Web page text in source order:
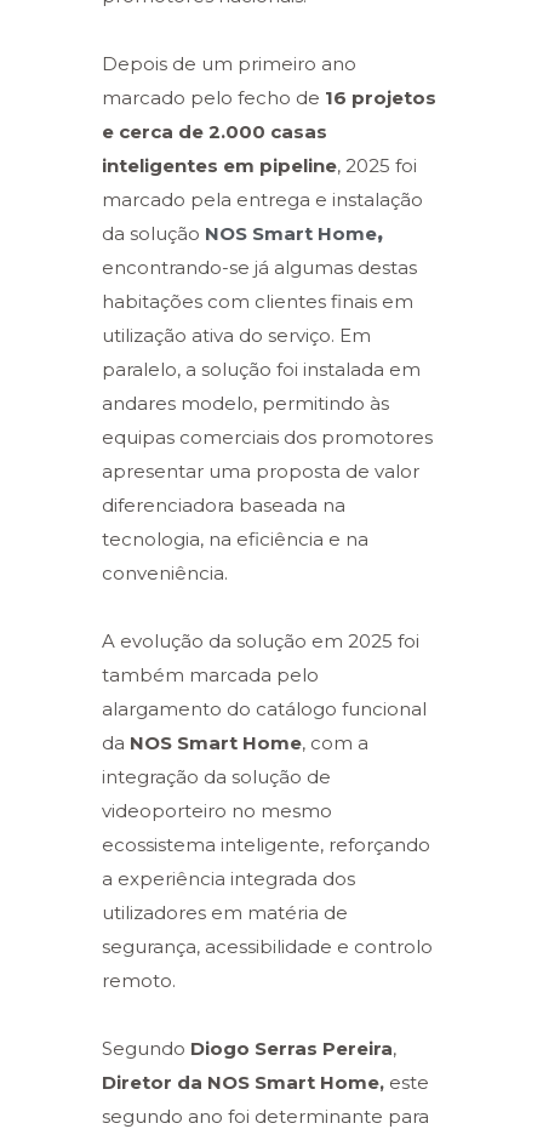
Depois de um primeiro ano
marcado pelo fecho de 16 projetos
e cerca de 2.000 casas
inteligentes em pipeline, 2025 foi
marcado pela entrega e instalação
da solução NOS Smart Home,
encontrando-se já algumas destas
habitações com clientes finais em
utilização ativa do serviço. Em
paralelo, a solução foi instalada em
andares modelo, permitindo às
equipas comerciais dos promotores
apresentar uma proposta de valor
diferenciadora baseada na
tecnologia, na eficiência e na
conveniência.
A evolução da solução em 2025 foi
também marcada pelo
alargamento do catálogo funcional
da NOS Smart Home, com a
integração da solução de
videoporteiro no mesmo
ecossistema inteligente, reforçando
a experiência integrada dos
utilizadores em matéria de
segurança, acessibilidade e controlo
remoto.
Segundo Diogo Serras Pereira,
Diretor da NOS Smart Home, este
segundo ano foi determinante para